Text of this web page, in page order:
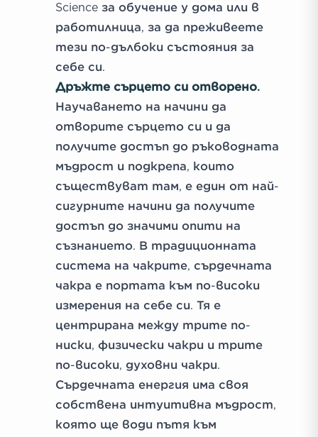
Science за обучение у дома или в
работилница, за да преживеете
тези по-дълбоки състояния за
себе си.
Дръжте сърцето си отворено.
Научаването на начини да
отворите сърцето си и да
получите достъп до ръководната
мъдрост и подкрепа, които
съществуват там, е един от най-
сигурните начини да получите
достъп до значими опити на
съзнанието. В традиционната
система на чакрите, сърдечната
чакра е портата към по-високи
измерения на себе си. Тя е
центрирана между трите по-
ниски, физически чакри и трите
по-високи, духовни чакри.
Сърдечната енергия има своя
собствена интуитивна мъдрост,
която ще води пътя към